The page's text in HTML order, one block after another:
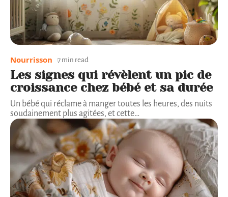
Nourrisson 7 min read
Les signes qui révèlent un pic de
croissance chez bébé et sa durée
Un bébé qui réclame à manger toutes les heures, des nuits
soudainement plus agitées, et cette…